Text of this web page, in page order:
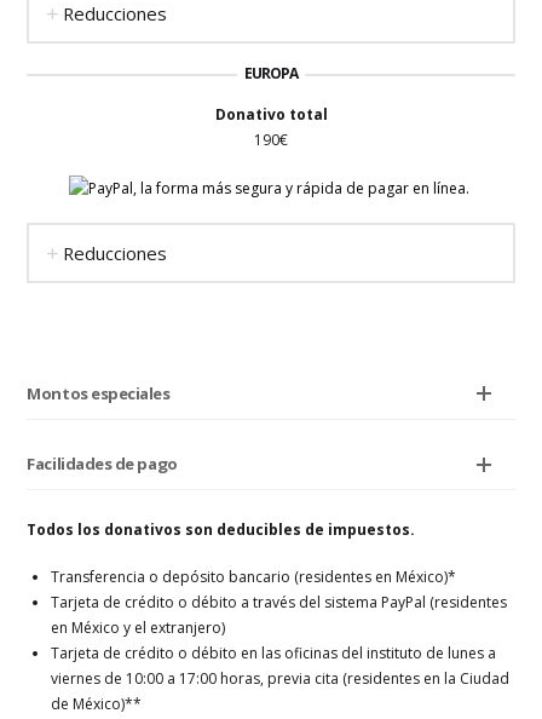
Reducciones
EUROPA
Donativo total
190€
Reducciones
Montos especiales
Facilidades de pago
Todos los donativos son deducibles de impuestos.
Transferencia o depósito bancario (residentes en México)*
Tarjeta de crédito o débito a través del sistema PayPal (residentes
en México y el extranjero)
Tarjeta de crédito o débito en las oficinas del instituto de lunes a
viernes de 10:00 a 17:00 horas, previa cita (residentes en la Ciudad
de México)**